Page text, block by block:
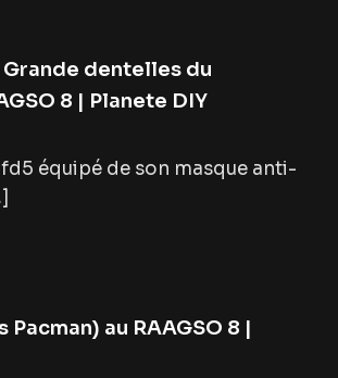
Grande dentelles du
8 | Planete DIY
équipé de son masque anti-
Pacman) au RAAGSO 8 |